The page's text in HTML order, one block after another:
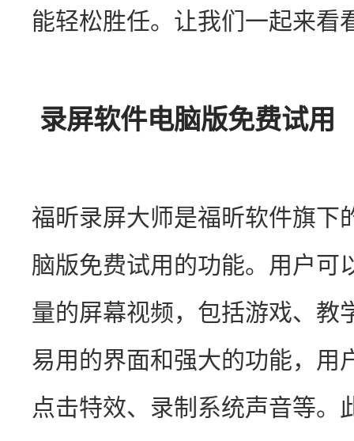
能轻松胜任。让我们一起来看
录屏软件电脑版免费试用
福昕录屏大师是福昕软件旗下
脑版免费试用的功能。用户可
量的屏幕视频，包括游戏、教
易用的界面和强大的功能，用
点击特效、录制系统声音等。